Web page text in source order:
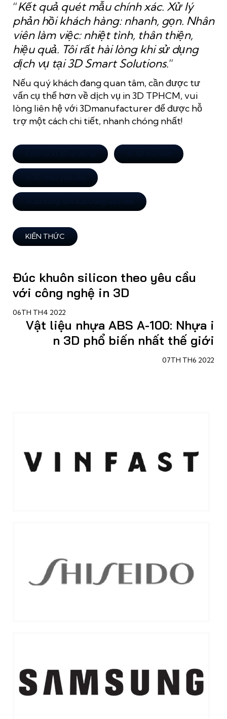
“Kết quả quét mẫu chính xác. Xử lý
phản hồi khách hàng: nhanh, gọn. Nhân
viên làm việc: nhiệt tình, thân thiện,
hiệu quả. Tôi rất hài lòng khi sử dụng
dịch vụ tại 3D Smart Solutions.”
Nếu quý khách đang quan tâm, cần được tư
vấn cụ thể hơn về dịch vụ in 3D TPHCM, vui
lòng liên hệ với 3Dmanufacturer để được hỗ
trợ một cách chi tiết, nhanh chóng nhất!
KIẾN THỨC
Đúc khuôn silicon theo yêu cầu
với công nghệ in 3D
06TH TH4 2022
Vật liệu nhựa ABS A-100: Nhựa i
n 3D phổ biến nhất thế giới
07TH TH6 2022